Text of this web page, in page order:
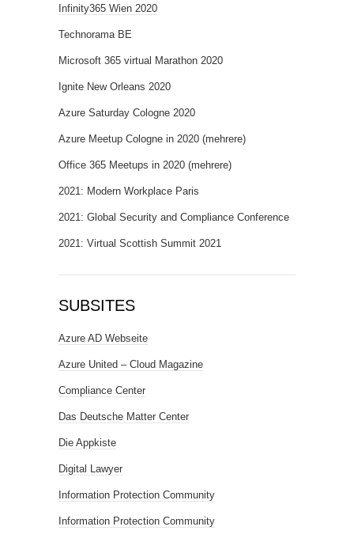
Infinity365 Wien 2020
Technorama BE
Microsoft 365 virtual Marathon 2020
Ignite New Orleans 2020
Azure Saturday Cologne 2020
Azure Meetup Cologne in 2020 (mehrere)
Office 365 Meetups in 2020 (mehrere)
2021: Modern Workplace Paris
2021: Global Security and Compliance Conference
2021: Virtual Scottish Summit 2021
SUBSITES
Azure AD Webseite
Azure United – Cloud Magazine
Compliance Center
Das Deutsche Matter Center
Die Appkiste
Digital Lawyer
Information Protection Community
Information Protection Community